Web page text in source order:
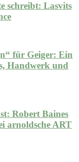
schreibt: Lasvits
für Geiger: Ein
Handwerk und
Robert Baines
arnoldsche ART